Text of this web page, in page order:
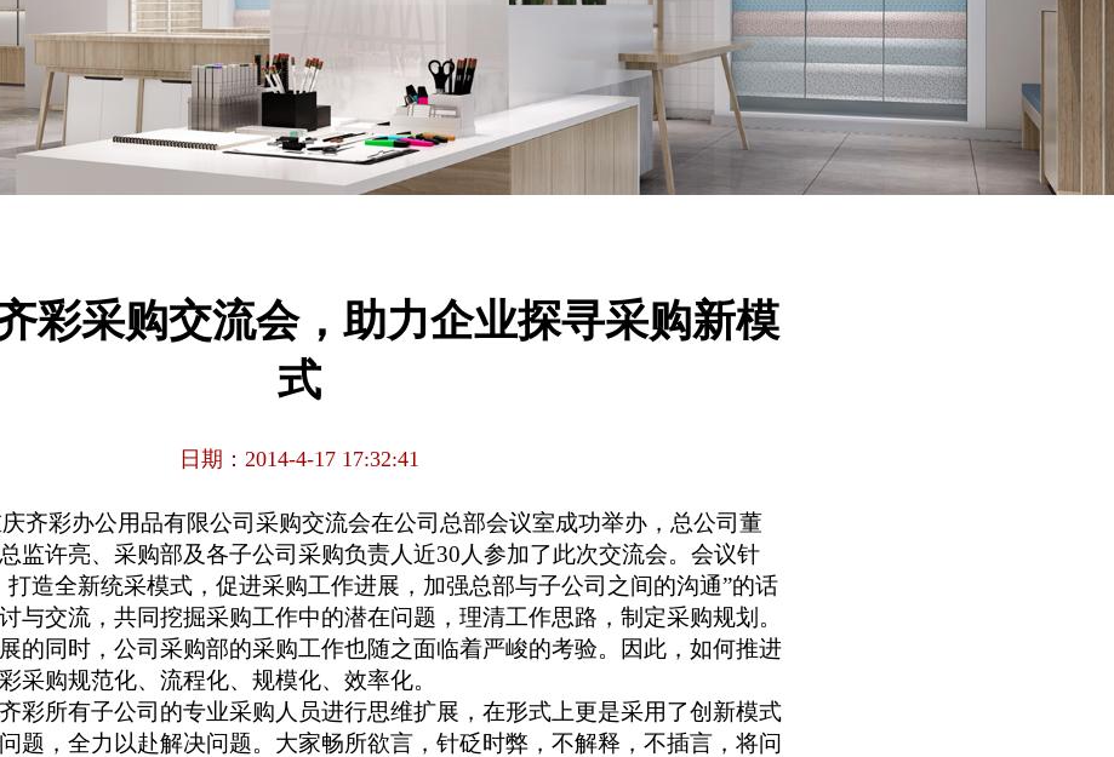
彩采购交流会，助力企业探寻采购新模
式
日期：2014-4-17 17:32:41
齐彩办公用品有限公司采购交流会在公司总部会议室成功举办，总公司董
监许亮、采购部及各子公司采购负责人近30人参加了此次交流会。会议针
打造全新统采模式，促进采购工作进展，加强总部与子公司之间的沟通”的话
与交流，共同挖掘采购工作中的潜在问题，理清工作思路，制定采购规划。
的同时，公司采购部的采购工作也随之面临着严峻的考验。因此，如何推进
采购规范化、流程化、规模化、效率化。
彩所有子公司的专业采购人员进行思维扩展，在形式上更是采用了创新模式
，全力以赴解决问题。大家畅所欲言，针砭时弊，不解释，不插言，将问